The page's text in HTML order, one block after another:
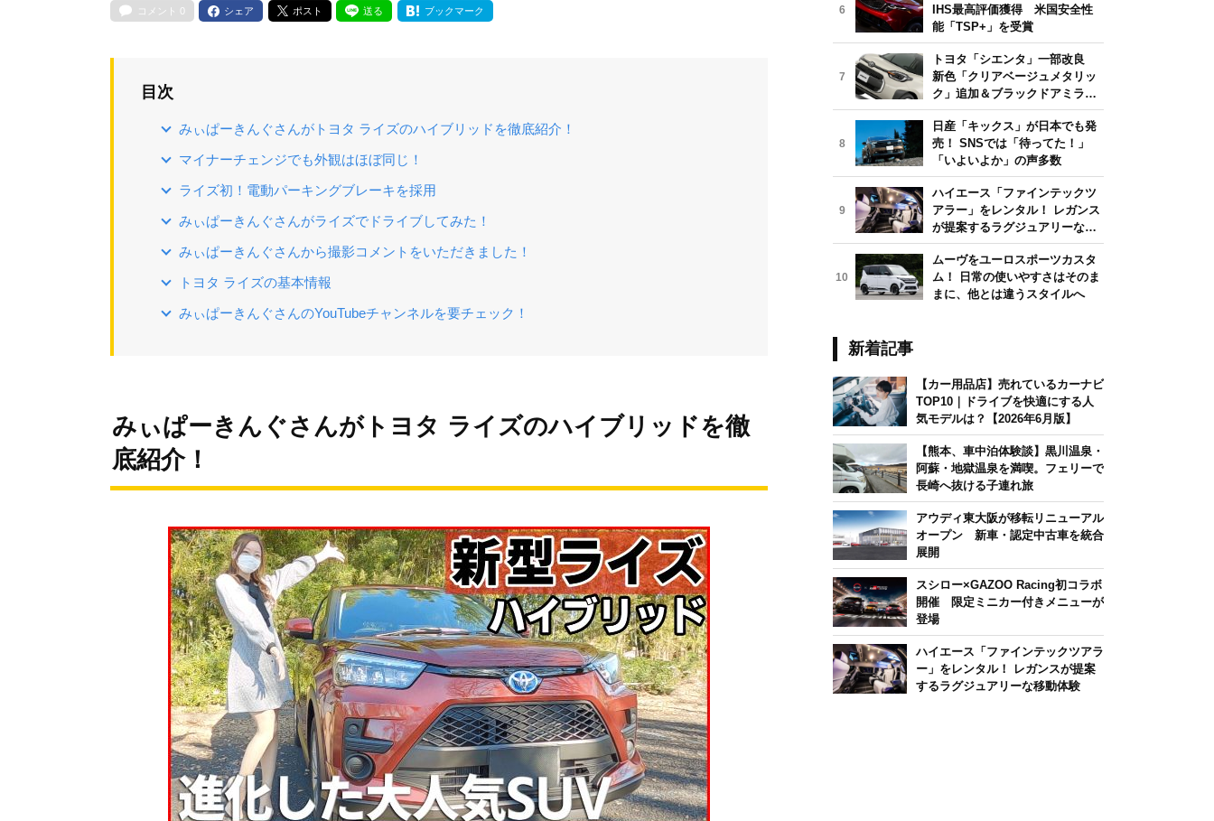
コメント 0 シェア ポスト 送る ブックマーク
目次
みぃぱーきんぐさんがトヨタ ライズのハイブリッドを徹底紹介！
マイナーチェンジでも外観はほぼ同じ！
ライズ初！電動パーキングブレーキを採用
みぃぱーきんぐさんがライズでドライブしてみた！
みぃぱーきんぐさんから撮影コメントをいただきました！
トヨタ ライズの基本情報
みぃぱーきんぐさんのYouTubeチャンネルを要チェック！
みぃぱーきんぐさんがトヨタ ライズのハイブリッドを徹
底紹介！
6
IHS最高評価獲得 米国安全性
能「TSP+」を受賞
7
トヨタ「シエンタ」一部改良
新色「クリアベージュメタリッ
ク」追加＆ブラックドアミラー
採用
8
日産「キックス」が日本でも発
売！ SNSでは「待ってた！」
「いよいよか」の声多数
9
ハイエース「ファインテックツ
アラー」をレンタル！ レガンス
が提案するラグジュアリーな移
動体験
10
ムーヴをユーロスポーツカスタ
ム！ 日常の使いやすさはそのま
まに、他とは違うスタイルへ
新着記事
【カー用品店】売れているカーナビ
TOP10｜ドライブを快適にする人
気モデルは？【2026年6月版】
【熊本、車中泊体験談】黒川温泉・
阿蘇・地獄温泉を満喫。フェリーで
長崎へ抜ける子連れ旅
アウディ東大阪が移転リニューアル
オープン 新車・認定中古車を統合
展開
スシロー×GAZOO Racing初コラボ
開催 限定ミニカー付きメニューが
登場
ハイエース「ファインテックツアラ
ー」をレンタル！ レガンスが提案
するラグジュアリーな移動体験